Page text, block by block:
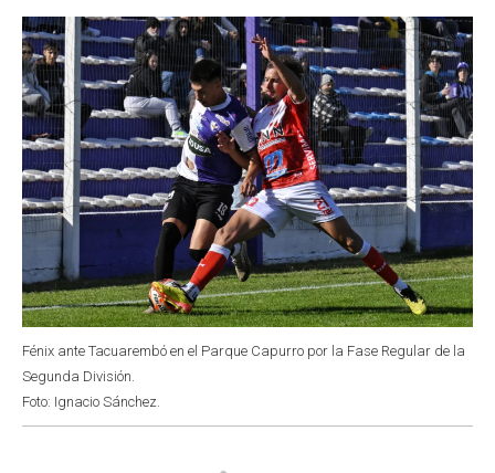
k
p
n
Fénix ante Tacuarembó en el Parque Capurro por la Fase Regular de la
Segunda División.
Foto: Ignacio Sánchez.